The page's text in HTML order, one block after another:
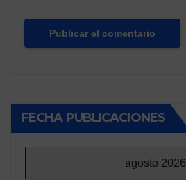
FECHA PUBLICACIONES
agosto 2026